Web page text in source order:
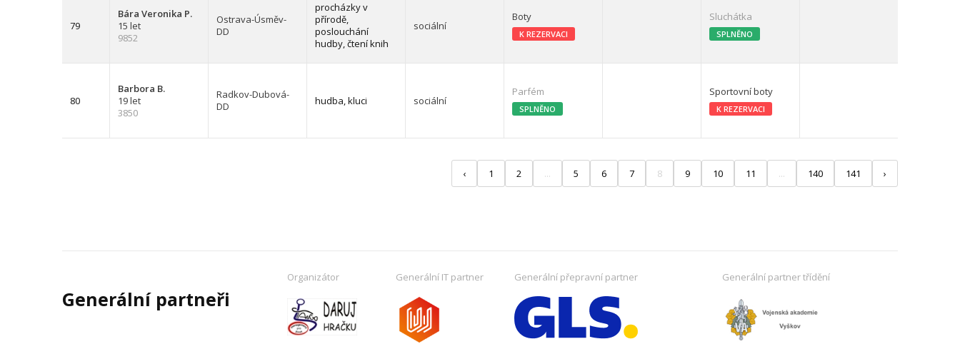
79
Bára Veronika P.
15 let
9852
Ostrava-Úsměv-
DD
procházky v
přírodě,
poslouchání
hudby, čtení knih
sociální
Boty
K REZERVACI
Sluchátka
SPLNĚNO
80
Barbora B.
19 let
3850
Radkov-Dubová-
DD
hudba, kluci sociální
Parfém
SPLNĚNO
Sportovní boty
K REZERVACI
‹ 1 2 ... 5 6 7 8 9 10 11 ... 140 141 ›
Generální partneři
Organizátor Generální IT partner Generální přepravní partner Generální partner třídění